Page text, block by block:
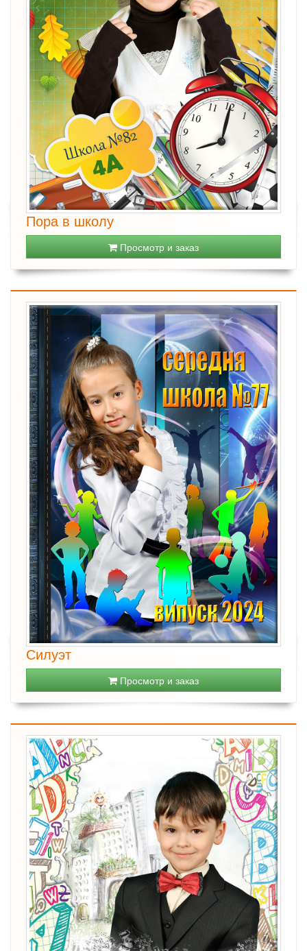
Пора в школу
Просмотр и заказ
Силуэт
Просмотр и заказ